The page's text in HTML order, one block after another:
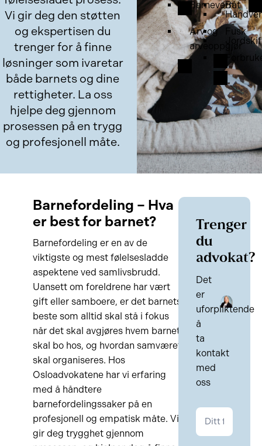
Barnevern
Arv og
arveoppgjør
Båt
Fusk
Vi gir deg den støtten
og ekspertisen du
trenger for å finne
løsninger som ivaretar
både barnets og dine
rettigheter. La oss
hjelpe deg gjennom
prosessen på en trygg
og profesjonell måte.
Barnefordeling – Hva
er best for barnet?
Barnefordeling er en av de
viktigste og mest følelsesladde
aspektene ved samlivsbrudd.
Uansett om foreldrene har vært
gift eller samboere, er det barnets
beste som alltid skal stå i fokus
når det skal avgjøres hvem barnet
skal bo hos, og hvordan samværet
skal organiseres. Hos
Osloadvokatene har vi erfaring
med å håndtere
barnefordelingssaker på en
profesjonell og empatisk måte. Vi
gir deg trygghet gjennom
Trenger
du
advokat?
Det
er
uforpliktende
å
ta
kontakt
med
oss
Kontakt